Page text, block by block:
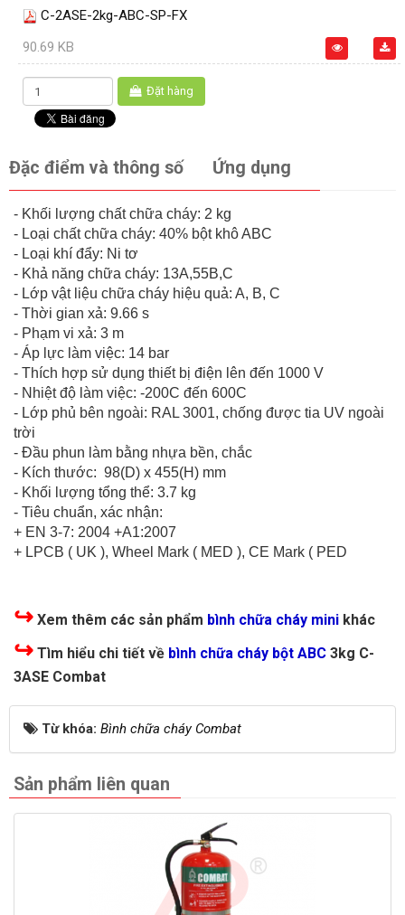
C-2ASE-2kg-ABC-SP-FX
90.69 KB
Đặt hàng
Đặc điểm và thông số Ứng dụng
- Khối lượng chất chữa cháy: 2 kg
- Loại chất chữa cháy: 40% bột khô ABC
- Loại khí đẩy: Ni tơ
- Khả năng chữa cháy: 13A,55B,C
- Lớp vật liệu chữa cháy hiệu quả: A, B, C
- Thời gian xả: 9.66 s
- Phạm vi xả: 3 m
- Áp lực làm việc: 14 bar
- Thích hợp sử dụng thiết bị điện lên đến 1000 V
- Nhiệt độ làm việc: -200C đến 600C
- Lớp phủ bên ngoài: RAL 3001, chống được tia UV ngoài
trời
- Đầu phun làm bằng nhựa bền, chắc
- Kích thước: 98(D) x 455(H) mm
- Khối lượng tổng thể: 3.7 kg
- Tiêu chuẩn, xác nhận:
+ EN 3-7: 2004 +A1:2007
+ LPCB ( UK ), Wheel Mark ( MED ), CE Mark ( PED
↪ Xem thêm các sản phẩm bình chữa cháy mini khác
↪ Tìm hiểu chi tiết về bình chữa cháy bột ABC 3kg C-
3ASE Combat
Từ khóa: Bình chữa cháy Combat
Sản phẩm liên quan